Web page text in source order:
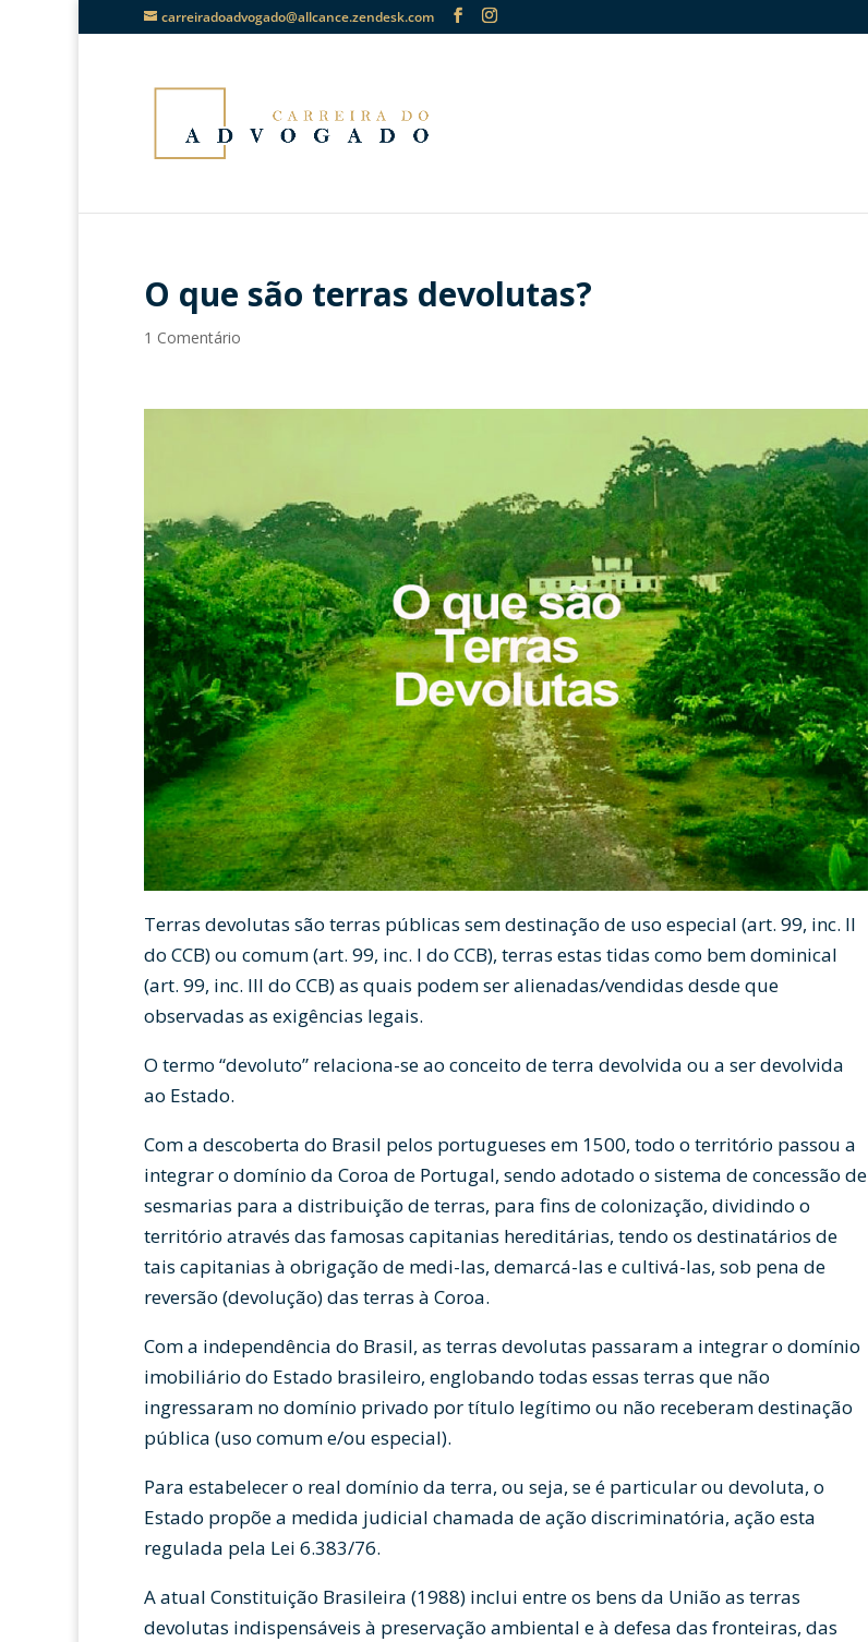
carreiradoadvogado@allcance.zendesk.com
O que são terras devolutas?
1 Comentário
Terras devolutas são terras públicas sem destinação de uso especial (art. 99, inc. II
do CCB) ou comum (art. 99, inc. I do CCB), terras estas tidas como bem dominical
(art. 99, inc. III do CCB) as quais podem ser alienadas/vendidas desde que
observadas as exigências legais.
O termo “devoluto” relaciona-se ao conceito de terra devolvida ou a ser devolvida
ao Estado.
Com a descoberta do Brasil pelos portugueses em 1500, todo o território passou a
integrar o domínio da Coroa de Portugal, sendo adotado o sistema de concessão de
sesmarias para a distribuição de terras, para fins de colonização, dividindo o
território através das famosas capitanias hereditárias, tendo os destinatários de
tais capitanias à obrigação de medi-las, demarcá-las e cultivá-las, sob pena de
reversão (devolução) das terras à Coroa.
Com a independência do Brasil, as terras devolutas passaram a integrar o domínio
imobiliário do Estado brasileiro, englobando todas essas terras que não
ingressaram no domínio privado por título legítimo ou não receberam destinação
pública (uso comum e/ou especial).
Para estabelecer o real domínio da terra, ou seja, se é particular ou devoluta, o
Estado propõe a medida judicial chamada de ação discriminatória, ação esta
regulada pela Lei 6.383/76.
A atual Constituição Brasileira (1988) inclui entre os bens da União as terras
devolutas indispensáveis à preservação ambiental e à defesa das fronteiras, das